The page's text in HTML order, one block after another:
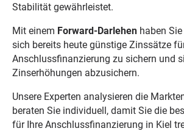
Stabilität gewährleistet.
Mit einem Forward-Darlehenhaben Sie
sich bereits heute günstige Zinssätze
Anschlussfinanzierung zu sichern und
Zinserhöhungen abzusichern.
Unsere Experten analysieren die
beraten Sie individuell, damit Sie die
für Ihre Anschlussfinanzierung in Kiel